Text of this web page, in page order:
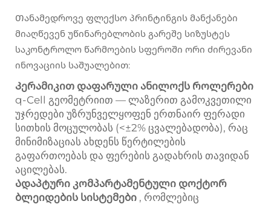
Თანამედროვე ფლექსო პრინტინგის მანქანები
მიაღწევენ უწინარებლობის გარეშე სიზუსტეს
საკონტროლო წარმოების სფეროში ორი ძირევანი
ინოვაციის საშუალებით:
Კერამიკით დაფარული ანილოქს როლერები
q-Cell გეომეტრიით — ლაზერით გამოკვეთილი
უჯრედები უზრუნველყოფენ ერთნაირ ფერადი
სითხის მოცულობას (<±2% ცვალებადობა), რაც
მინიმიზაციას ახდენს წერტილების
გაფართოებას და ფერების გადახრის თავიდან
აცილებას.
Ადაპტური კომპარტამენტული დოქტორ
ბლეიდების სისტემები , რომლებიც